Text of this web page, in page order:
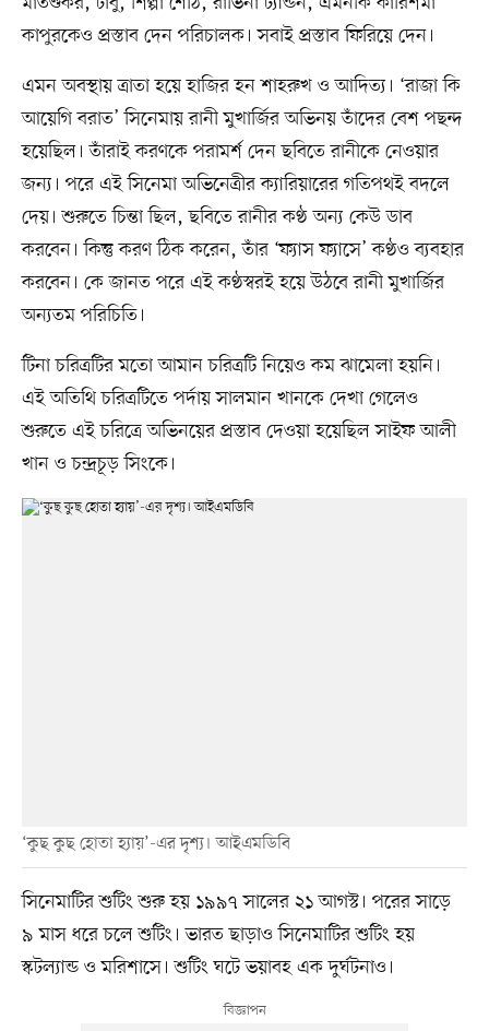
কাপুরকেও প্রস্তাব দেন পরিচালক। সবাই প্রস্তাব ফিরিয়ে দেন।
এমন অবস্থায় ত্রাতা হয়ে হাজির হন শাহরুখ ও আদিত্য। ‘রাজা কি
আয়েগি বরাত’ সিনেমায় রানী মুখার্জির অভিনয় তাঁদের বেশ পছন্দ
হয়েছিল। তাঁরাই করণকে পরামর্শ দেন ছবিতে রানীকে নেওয়ার
জন্য। পরে এই সিনেমা অভিনেত্রীর ক্যারিয়ারের গতিপথই বদলে
দেয়। শুরুতে চিন্তা ছিল, ছবিতে রানীর কণ্ঠ অন্য কেউ ডাব
করবেন। কিন্তু করণ ঠিক করেন, তাঁর ‘ফ্যাস ফ্যাসে’ কণ্ঠও ব্যবহার
করবেন। কে জানত পরে এই কণ্ঠস্বরই হয়ে উঠবে রানী মুখার্জির
অন্যতম পরিচিতি।
টিনা চরিত্রটির মতো আমান চরিত্রটি নিয়েও কম ঝামেলা হয়নি।
এই অতিথি চরিত্রটিতে পর্দায় সালমান খানকে দেখা গেলেও
শুরুতে এই চরিত্রে অভিনয়ের প্রস্তাব দেওয়া হয়েছিল সাইফ আলী
খান ও চন্দ্রচূড় সিংকে।
‘কুছ কুছ হোতা হ্যায়’-এর দৃশ্য। আইএমডিবি
সিনেমাটির শুটিং শুরু হয় ১৯৯৭ সালের ২১ আগস্ট। পরের সাড়ে
৯ মাস ধরে চলে শুটিং। ভারত ছাড়াও সিনেমাটির শুটিং হয়
স্কটল্যান্ড ও মরিশাসে। শুটিং ঘটে ভয়াবহ এক দুর্ঘটনাও।